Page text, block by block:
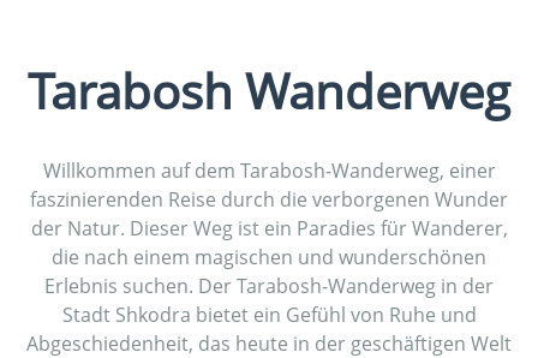
Tarabosh Wanderweg
Willkommen auf dem Tarabosh-Wanderweg, einer
faszinierenden Reise durch die verborgenen Wunder
der Natur. Dieser Weg ist ein Paradies für Wanderer,
die nach einem magischen und wunderschönen
Erlebnis suchen. Der Tarabosh-Wanderweg in der
Stadt Shkodra bietet ein Gefühl von Ruhe und
Abgeschiedenheit, das heute in der geschäftigen Welt